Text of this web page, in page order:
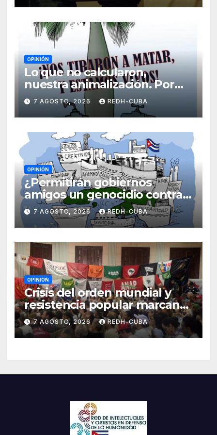
OPINIÓN
Lo que no calcularon,
nuestra animalización. Por
Laidi Fernández de Juan
7 AGOSTO, 2026 REDH-CUBA
OPINIÓN
¿Permitirán gobiernos
amigos un genocidio contra
Cuba? Por Hedelberto López
Blanch
7 AGOSTO, 2026 REDH-CUBA
OPINIÓN
Crisis del orden mundial y
resistencia popular marcan
el inicio de la IV Asamblea
Continental de ALBA
Movimientos en Cuba
7 AGOSTO, 2026 REDH-CUBA